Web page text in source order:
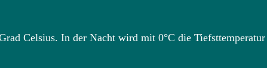
Celsius. In der Nacht wird mit 0°C die Tiefsttemperatur